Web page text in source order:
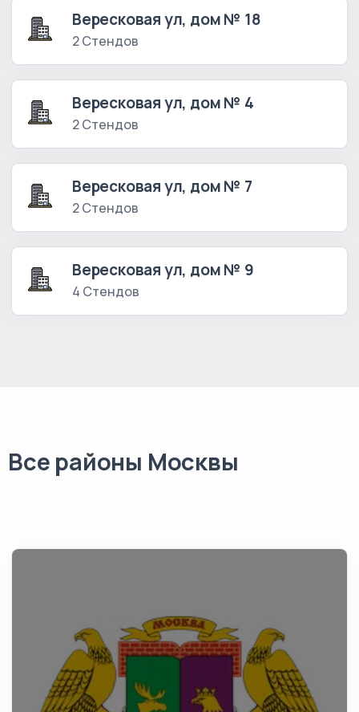
Вересковая ул, дом № 18
2 Стендов
Вересковая ул, дом № 4
2 Стендов
Вересковая ул, дом № 7
2 Стендов
Вересковая ул, дом № 9
4 Стендов
Все районы Москвы